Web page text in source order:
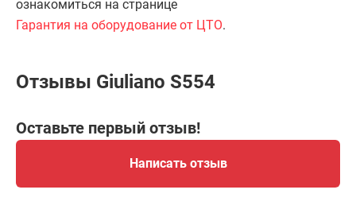
ознакомиться на странице
Гарантия на оборудование от ЦТО.
Отзывы Giuliano S554
Оставьте первый отзыв!
Написать отзыв